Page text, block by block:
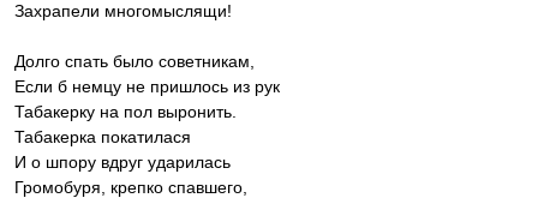
Захрапели многомыслящи!
Долго спать было советникам,
Если б немцу не пришлось из рук
Табакерку на пол выронить.
Табакерка покатилася
И о шпору вдруг ударилась
Громобуря, крепко спавшего,